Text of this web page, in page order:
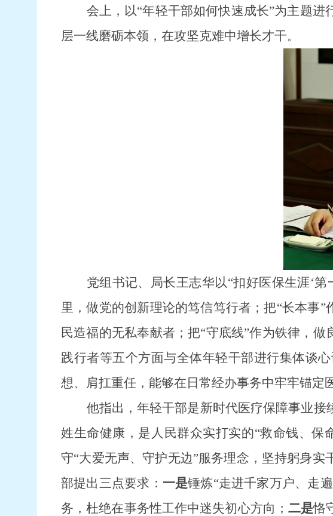
会上 ，以“年轻干部如何快速成长”为主题进
层一线磨砺本领，在攻坚克难中增长才干。
党组书记、局长王志华以“扣好医保生涯‘
里，做党的创新理论的笃信笃行者；把“长本事”
民造福的无私奉献者；把“守底线”作为铁律，做
践行者等五个方面与全体年轻干部进行集体谈
想、肩扛重任，能够在日常经办事务中牢牢锚定
他指出，年轻干部是新时代医疗保障事业
姓生命健康，是人民群众实打实的“救命钱、保
守“大爱无声、守护无边”服务理念 ， 坚持躬身实
部提出三点要求： 一是锤炼“走进千家万户、走
务，杜绝在事务性工作中迷失初心方向； 二是恪